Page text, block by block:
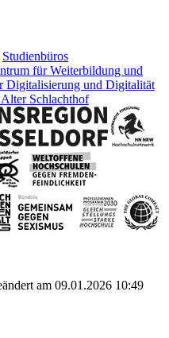
Studienbüros
für Weiterbildung und
Digitalisierung und Digitalität
Schlachthof
am 09.01.2026 10:49